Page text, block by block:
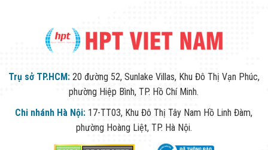
Trụ sở TP.HCM: 20 đường 52, Sunlake Villas, Khu Đô Thị Vạn Phúc,
phường Hiệp Bình, TP. Hồ Chí Minh.
Chi nhánh Hà Nội: 17-TT03, Khu Đô Thị Tây Nam Hồ Linh Đàm,
phường Hoàng Liệt, TP. Hà Nội.